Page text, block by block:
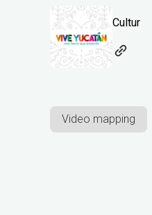
Cultur
Video mapping